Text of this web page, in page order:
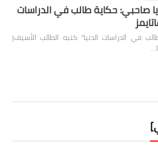
صاحبي: حكاية طالب في الدراسات
في الدراسات الدنيا" كتبه الطالب الأسيف|